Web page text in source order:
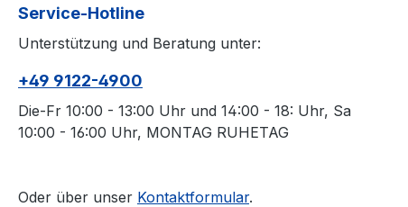
Service-Hotline
Unterstützung und Beratung unter:
+49 9122-4900
Die-Fr 10:00 - 13:00 Uhr und 14:00 - 18: Uhr, Sa
10:00 - 16:00 Uhr, MONTAG RUHETAG
Oder über unser Kontaktformular.